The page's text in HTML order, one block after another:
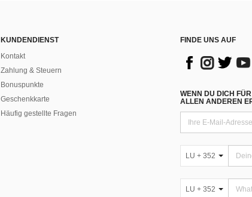
KUNDENDIENST
Kontakt
Zahlung & Steuern
Bonuspunkte
Geschenkkarte
Häufig gestellte Fragen
FINDE UNS AUF
WENN DU DICH
ALLEN ANDEREN
LU + 352
LU + 352